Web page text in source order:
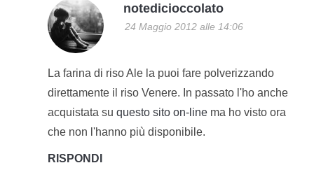
notedicioccolato
24 Maggio 2012 alle 14:06
La farina di riso Ale la puoi fare polverizzando
direttamente il riso Venere. In passato l'ho anche
acquistata su questo sito on-linema ho visto ora
che non l'hanno più disponibile.
RISPONDI